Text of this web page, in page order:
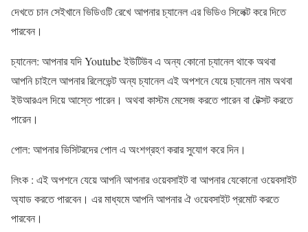
দেখতে চান সেইখানে ভিডিওটি রেখে আপনার চ্যানেল এর ভিডিও সিলেক্ট করে দিতে
পারবেন।
চ্যানেল: আপনার যদি Youtube ইউটিউব এ অন্য কোনো চ্যানেল থাকে অথবা
আপনি চাইলে আপনার রিলেভেন্ট অন্য চ্যানেল এই অপশনে যেয়ে চ্যানেল নাম অথবা
ইউআরএল দিয়ে আস্তে পারেন। অথবা কাস্টম মেসেজ করতে পারেন বা টেক্সট করতে
পারেন।
পোল: আপনার ভিসিটরদের পোল এ অংশগ্রহণ করার সুযোগ করে দিন।
লিংক : এই অপশনে যেয়ে আপনি আপনার ওয়েবসাইট বা আপনার যেকোনো ওয়েবসাইট
অ্যাড করতে পারবেন। এর মাধ্যমে আপনি আপনার ঐ ওয়েবসাইট প্রমোট করতে
পারবেন।